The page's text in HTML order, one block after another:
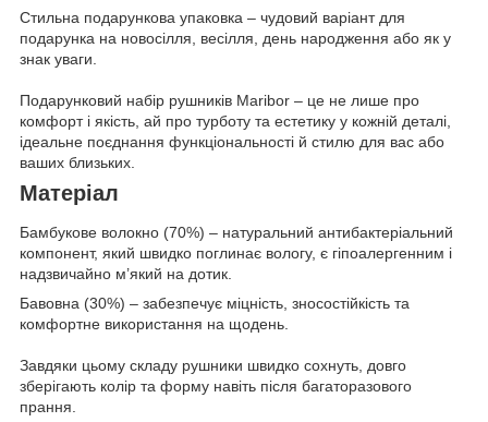
Стильна подарункова упаковка – чудовий варіант для
подарунка на новосілля, весілля, день народження або як у
знак уваги.
Подарунковий набір рушників Maribor – це не лише про
комфорт і якість, ай про турботу та естетику у кожній деталі,
ідеальне поєднання функціональності й стилю для вас або
ваших близьких.
Матеріал
Бамбукове волокно (70%) – натуральний антибактеріальний
компонент, який швидко поглинає вологу, є гіпоалергенним і
надзвичайно м’який на дотик.
Бавовна (30%) – забезпечує міцність, зносостійкість та
комфортне використання на щодень.
Завдяки цьому складу рушники швидко сохнуть, довго
зберігають колір та форму навіть після багаторазового
прання.